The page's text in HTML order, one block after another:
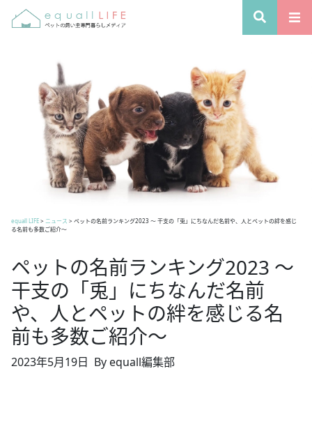
equall LIFE> ニュース > ペットの名前ランキング2023 ～ 干支の「兎」にちなんだ名前や、人とペットの絆を感じ
る名前も多数ご紹介～
ペットの名前ランキング2023 ～
干支の「兎」にちなんだ名前
や、人とペットの絆を感じる名
前も多数ご紹介～
2023年5月19日 By equall編集部